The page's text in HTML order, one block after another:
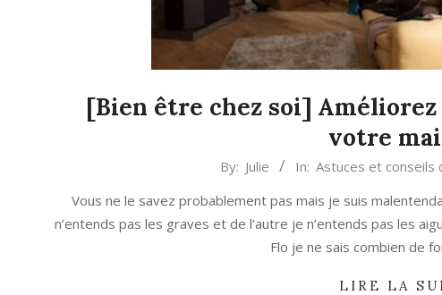
[Bien être chez soi]
votre
By: Julie In: Astuces et conseils
Vous ne le savez probablement pas mais je suis
n’entends pas les graves et de l’autre je n’entends pas les
Flo je ne sais combien de
LIRE LA